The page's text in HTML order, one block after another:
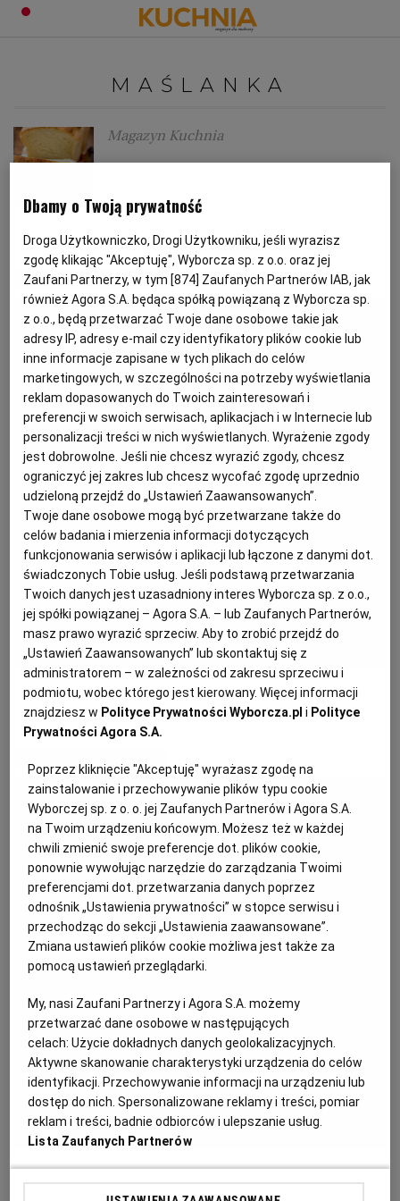
DESERY
ZUPY
CIASTA
NAPOJE
SAŁATKI
MAKARONY
DRÓB
MIĘSA
RYBY
PRZEKĄSKI
DOMOWE PRZETWORY
SOST, DIPY I INNE DODATKI
KARNAWAŁ
WIELKANOC
WALENTYNKI
DOMOWE PRZYJĘCIE
GRILL
KUCHNIA BRYTYJSKA
KUCHNIA AFRYKAŃSKA
KUCHNIA JAPOŃSKA
KUCHNIA CHIŃSKA
KUCHNIA TAJSKA
KUCHNIA GRECKA
KUCHNIA PORTUGALSKA
KUCHNIA FRANCUSKA
KUCHNIA AMERYKAŃSKA
KUCHNIA POLSKA
KUCHNIA MEKSYKAŃSKA
KUCHNIA INDYJSKA
KUCHNIA HISZPAŃSKA
PORADY
SZKOŁA GOTOWANIA
PORADY
ZAKUPY
SPRZĘT KUCHENNY
ZDROWA DIETA
DIETA
FIT PRZEPISY
WEGE
WEGAN
BEZ GLUTENU
DO POCZYTANIA
PODRÓŻE KULINARNE
HISTORIE KULINARNE
FELIETONY KULINARNE
KSIĄŻKI KULINARNE
SZEF KUCHNI
NASZE SERWISY
SERWISY LOKALNE
BIAŁYSTOK
BIELSKO-BIAŁA
BYDGOSZCZ
CZĘSTOCHOWA
ELBLĄG
GLIWICE
GORZÓW WIELKOPOLSKI
KALISZ
KIELCE
KOSZALIN
WYBORCZA.PL
MAGAZYNY
DUŻY FORMAT
WOLNA SOBOTA
ALE HISTORIA
WYBORCZA TV I VOD
TYLKO ZDROWIE
KSIĄŻKI. MAGAZYN DO CZYTANIA
SŁÓWKA. MAGAZYN O JĘZYKU
WYBORCZA CLASSIC
WYBORCZA.BIZ
WYSOKIE OBCASY
BIQDATA
JUTRONAUCI
ARCHIWUM
GAZETA.PL
TOK FM
Zaloguj się
MAŚLANKA
Magazyn Kuchnia
MATERIAŁ PROMOCYJNY
Letnia tarta z młodymi buraczkami i serem
Grillowane szparagi z szynką dojrzewającą
Dbamy o Twoją prywatność
Droga Użytkowniczko, Drogi Użytkowniku, jeśli wyrazisz
zgodę klikając "Akceptuję", Wyborcza sp. z o.o. oraz jej
Zaufani Partnerzy, w tym [874] Zaufanych Partnerów IAB, jak
również Agora S.A. będąca spółką powiązaną z Wyborcza sp.
z o.o., będą przetwarzać Twoje dane osobowe takie jak
adresy IP, adresy e-mail czy identyfikatory plików cookie lub
inne informacje zapisane w tych plikach do celów
marketingowych, w szczególności na potrzeby wyświetlania
reklam dopasowanych do Twoich zainteresowań i
preferencji w swoich serwisach, aplikacjach i w Internecie lub
personalizacji treści w nich wyświetlanych. Wyrażenie zgody
jest dobrowolne. Jeśli nie chcesz wyrazić zgody, chcesz
ograniczyć jej zakres lub chcesz wycofać zgodę uprzednio
udzieloną przejdź do „Ustawień Zaawansowanych”.
Twoje dane osobowe mogą być przetwarzane także do
celów badania i mierzenia informacji dotyczących
funkcjonowania serwisów i aplikacji lub łączone z danymi dot.
świadczonych Tobie usług. Jeśli podstawą przetwarzania
Twoich danych jest uzasadniony interes Wyborcza sp. z o.o.,
jej spółki powiązanej – Agora S.A. – lub Zaufanych Partnerów,
masz prawo wyrazić sprzeciw. Aby to zrobić przejdź do
„Ustawień Zaawansowanych” lub skontaktuj się z
administratorem – w zależności od zakresu sprzeciwu i
podmiotu, wobec którego jest kierowany. Więcej informacji
znajdziesz w Polityce Prywatności Wyborcza.pl i Polityce
Prywatności Agora S.A.
Poprzez kliknięcie "Akceptuję" wyrażasz zgodę na
zainstalowanie i przechowywanie plików typu cookie
Wyborczej sp. z o. o. jej Zaufanych Partnerów i Agora S.A.
na Twoim urządzeniu końcowym. Możesz też w każdej
chwili zmienić swoje preferencje dot. plików cookie,
ponownie wywołując narzędzie do zarządzania Twoimi
preferencjami dot. przetwarzania danych poprzez
odnośnik „Ustawienia prywatności” w stopce serwisu i
przechodząc do sekcji „Ustawienia zaawansowane”.
Zmiana ustawień plików cookie możliwa jest także za
pomocą ustawień przeglądarki.
My, nasi Zaufani Partnerzy i Agora S.A. możemy
przetwarzać dane osobowe w następujących
celach:Użycie dokładnych danych geolokalizacyjnych.
Aktywne skanowanie charakterystyki urządzenia do celów
identyfikacji. Przechowywanie informacji na urządzeniu lub
dostęp do nich. Spersonalizowane reklamy i treści, pomiar
reklam i treści, badnie odbiorców i ulepszanie usług.
Lista Zaufanych Partnerów